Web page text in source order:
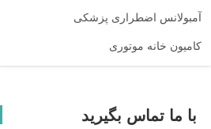
آمبولانس اضطراری پزشکی
کامیون خانه موتوری
با ما تماس بگیرید